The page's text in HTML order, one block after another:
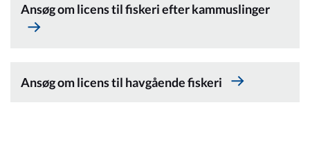
Selvbetjening
Om Kommunen
Ansøg om licens til fiskeri efter kammuslinger
Ansøg om licens til havgående fiskeri